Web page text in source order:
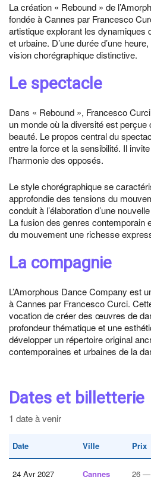
La création « Rebound » de
fondée à Cannes par Francesco
artistique explorant les dynamiques
et urbaine. D’une durée d’une
vision chorégraphique distinctive.
Le spectacle
Dans « Rebound », Francesco
un monde où la diversité est
beauté. Le propos central du
entre la force et la sensibilité. Il
l’harmonie des opposés.
Le style chorégraphique se
approfondie des tensions du
conduit à l’élaboration d’une
La fusion des genres contemporain
du mouvement une richesse
La compagnie
L’Amorphous Dance Company est
à Cannes par Francesco Curci.
vocation de créer des œuvres de
profondeur thématique et une
développer un répertoire original
contemporaines et urbaines de la
Dates et billetterie
1 date à venir
Date Ville Prix
24 Avr 2027 Cannes 26 —